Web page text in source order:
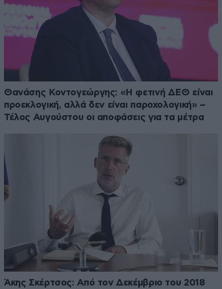
Θανάσης Κοντογεώργης: «Η φετινή ΔΕΘ είναι
προεκλογική, αλλά δεν είναι παροχολογική» –
Τέλος Αυγούστου οι αποφάσεις για τα μέτρα
Άκης Σκέρτσος: Από τον Δεκέμβριο του 2018